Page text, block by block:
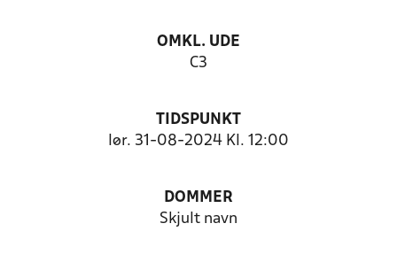
OMKL. UDE
C3
TIDSPUNKT
lør. 31-08-2024 Kl. 12:00
DOMMER
Skjult navn